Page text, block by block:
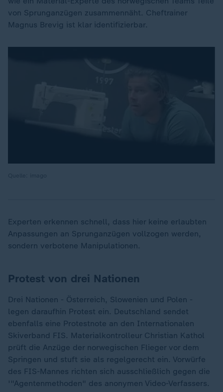
von Sprunganzügen zusammennäht. Cheftrainer
Magnus Brevig ist klar identifizierbar.
Experten erkennen schnell, dass hier keine erlaubten
Anpassungen an Sprunganzügen vollzogen werden,
sondern verbotene Manipulationen.
Protest von drei Nationen
Drei Nationen - Österreich, Slowenien und Polen -
legen daraufhin Protest ein. Deutschland sendet
ebenfalls eine Protestnote an den Internationalen
Skiverband FIS. Materialkontrolleur Christian Kathol
prüft die Anzüge der norwegischen Flieger vor dem
Springen und stuft sie als regelgerecht ein. Vorwürfe
des FIS-Mannes richten sich ausschließlich gegen die
'"Agentenmethoden" des anonymen Video-Verfassers.